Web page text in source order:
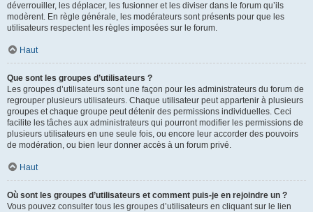
déverrouiller, les déplacer, les fusionner et les diviser dans le forum qu’ils
modèrent. En règle générale, les modérateurs sont présents pour que les
utilisateurs respectent les règles imposées sur le forum.
Haut
Que sont les groupes d’utilisateurs ?
Les groupes d’utilisateurs sont une façon pour les administrateurs du forum de
regrouper plusieurs utilisateurs. Chaque utilisateur peut appartenir à plusieurs
groupes et chaque groupe peut détenir des permissions individuelles. Ceci
facilite les tâches aux administrateurs qui pourront modifier les permissions de
plusieurs utilisateurs en une seule fois, ou encore leur accorder des pouvoirs
de modération, ou bien leur donner accès à un forum privé.
Haut
Où sont les groupes d’utilisateurs et comment puis-je en rejoindre un ?
Vous pouvez consulter tous les groupes d’utilisateurs en cliquant sur le lien